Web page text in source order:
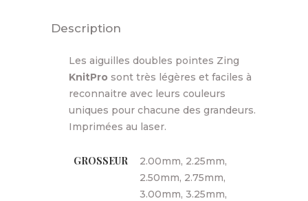
Description
Les aiguilles doubles pointes Zing
KnitPro sont très légères et faciles à
reconnaitre avec leurs couleurs
uniques pour chacune des grandeurs.
Imprimées au laser.
GROSSEUR
2.00mm, 2.25mm,
2.50mm, 2.75mm,
3.00mm, 3.25mm,